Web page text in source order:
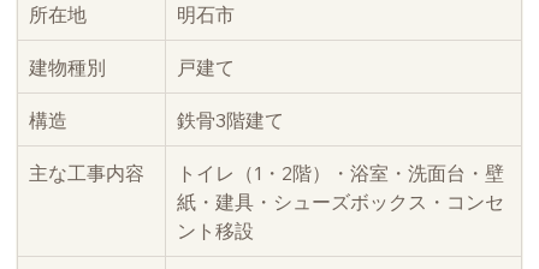
所在地 明石市
建物種別 戸建て
構造 鉄骨3階建て
主な工事内容
トイレ（1・2階）・浴室・洗面台・壁
紙・建具・シューズボックス・コンセ
ント移設